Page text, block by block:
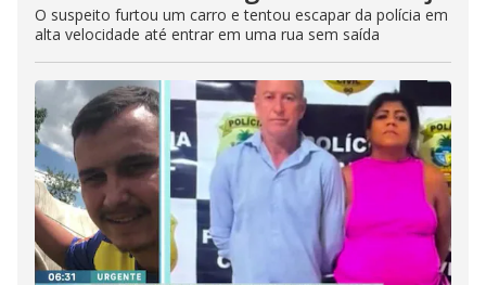
O suspeito furtou um carro e tentou escapar da polícia em
alta velocidade até entrar em uma rua sem saída